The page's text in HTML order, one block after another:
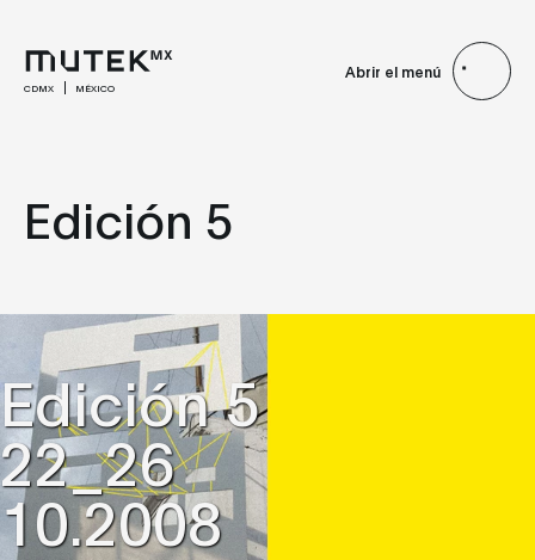
CDMX MÉXICO
Abrir el menú
Edición 5
Edición 5
22_26
10.2008